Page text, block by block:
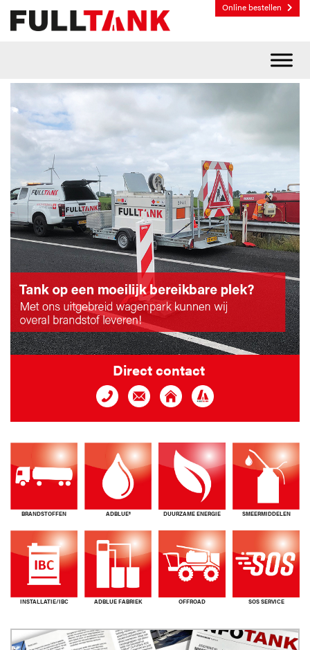
Online bestellen
Direct contact
BRANDSTOFFEN ADBLUE® DUURZAME ENERGIE SMEERMIDDELEN
INSTALLATIE/IBC ADBLUE FABRIEK OFFROAD SOS SERVICE